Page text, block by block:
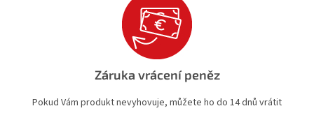
Záruka vrácení peněz
Pokud Vám produkt nevyhovuje, můžete ho do 14 dnů vrátit